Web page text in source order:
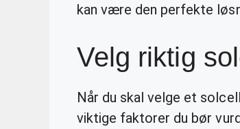
kan være den perfekte
Velg riktig
Når du skal velge et
viktige faktorer du bør